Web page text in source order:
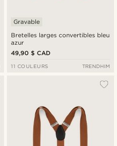
Bretelles larges convertibles bleu
azur
Gravable
49,90 $ CAD
11 COULEURS TRENDHIM